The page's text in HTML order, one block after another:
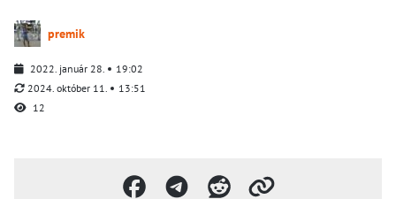
premik
2022. január 28.
19:02
2024. október 11.
13:51
12